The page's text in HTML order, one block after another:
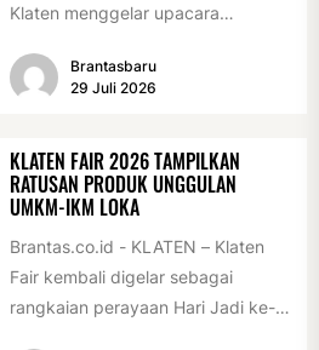
Klaten menggelar upacara
di Alun-alun Klaten, Selasa
Brantasbaru
29 Juli 2026
KLATEN FAIR 2026 TAMPILKAN
RATUSAN PRODUK UNGGULAN
UMKM-IKM LOKA
Brantas.co.id - KLATEN – Klaten
Fair kembali digelar sebagai
rangkaian perayaan Hari Jadi ke-